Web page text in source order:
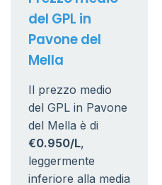
del GPL in
Pavone del
Mella
Il prezzo medio
del GPL in Pavone
del Mella è di
€0.950/L,
leggermente
inferiore alla media